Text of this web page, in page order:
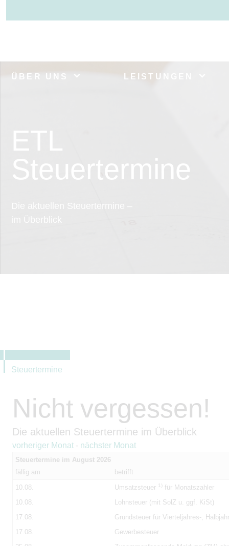
ÜBER UNS LEISTUNGEN
Steuertermine
Die aktuellen Steuertermine –
Steuertermine
Nicht vergessen!
Die aktuellen Steuertermine im Überblick
vorheriger Monat - nächster Monat
Steuertermine im August 2026
fällig am
betrifft
10.08.
Umsatzsteuer 1) für Monatszahler
10.08.
Lohnsteuer (mit SolZ u. ggf. KiSt)
17.08.
Grundsteuer für Vierteljahres-,
17.08. Gewerbesteuer